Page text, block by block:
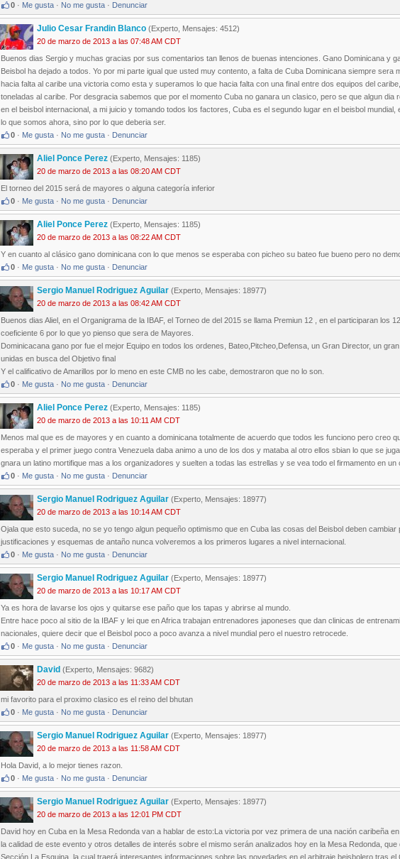
0 · Me gusta · No me gusta · Denunciar
Julio Cesar Frandin Blanco (Experto, Mensajes: 4512)
20 de marzo de 2013 a las 07:48 AM CDT
Buenos dias Sergio y muchas gracias por sus comentarios tan llenos de buenas intenciones. Gano Dominicana y
Beisbol ha dejado a todos. Yo por mi parte igual que usted muy contento, a falta de Cuba Dominicana siempre sera
hacia falta al caribe una victoria como esta y superamos lo que hacia falta con una final entre dos equipos del
toneladas al caribe. Por desgracia sabemos que por el momento Cuba no ganara un clasico, pero se que algun dia
en el beisbol internacional, a mi juicio y tomando todos los factores, Cuba es el segundo lugar en el beisbol
lo que somos ahora, sino por lo que deberia ser.
0 · Me gusta · No me gusta · Denunciar
Aliel Ponce Perez (Experto, Mensajes: 1185)
20 de marzo de 2013 a las 08:20 AM CDT
El torneo del 2015 será de mayores o alguna categoría inferior
0 · Me gusta · No me gusta · Denunciar
Aliel Ponce Perez (Experto, Mensajes: 1185)
20 de marzo de 2013 a las 08:22 AM CDT
Y en cuanto al clásico gano dominicana con lo que menos se esperaba con picheo su bateo fue bueno pero no
0 · Me gusta · No me gusta · Denunciar
Sergio Manuel Rodriguez Aguilar (Experto, Mensajes: 18977)
20 de marzo de 2013 a las 08:42 AM CDT
Buenos dias Aliel, en el Organigrama de la IBAF, el Torneo de del 2015 se llama Premiun 12 , en el participaran los
coeficiente 6 por lo que yo pienso que sera de Mayores.
Dominicacana gano por fue el mejor Equipo en todos los ordenes, Bateo,Pitcheo,Defensa, un Gran Director, un
unidas en busca del Objetivo final
Y el calificativo de Amarillos por lo meno en este CMB no les cabe, demostraron que no lo son.
0 · Me gusta · No me gusta · Denunciar
Aliel Ponce Perez (Experto, Mensajes: 1185)
20 de marzo de 2013 a las 10:11 AM CDT
Menos mal que es de mayores y en cuanto a dominicana totalmente de acuerdo que todos les funciono pero creo
esperaba y el primer juego contra Venezuela daba animo a uno de los dos y mataba al otro ellos sbian lo que se
gnara un latino mortifique mas a los organizadores y suelten a todas las estrellas y se vea todo el firmamento en
0 · Me gusta · No me gusta · Denunciar
Sergio Manuel Rodriguez Aguilar (Experto, Mensajes: 18977)
20 de marzo de 2013 a las 10:14 AM CDT
Ojala que esto suceda, no se yo tengo algun pequeño optimismo que en Cuba las cosas del Beisbol deben cambiar
justificaciones y esquemas de antaño nunca volveremos a los primeros lugares a nivel internacional.
0 · Me gusta · No me gusta · Denunciar
Sergio Manuel Rodriguez Aguilar (Experto, Mensajes: 18977)
20 de marzo de 2013 a las 10:17 AM CDT
Ya es hora de lavarse los ojos y quitarse ese paño que los tapas y abrirse al mundo.
Entre hace poco al sitio de la IBAF y lei que en Africa trabajan entrenadores japoneses que dan clinicas de
nacionales, quiere decir que el Beisbol poco a poco avanza a nivel mundial pero el nuestro retrocede.
0 · Me gusta · No me gusta · Denunciar
David (Experto, Mensajes: 9682)
20 de marzo de 2013 a las 11:33 AM CDT
mi favorito para el proximo clasico es el reino del bhutan
0 · Me gusta · No me gusta · Denunciar
Sergio Manuel Rodriguez Aguilar (Experto, Mensajes: 18977)
20 de marzo de 2013 a las 11:58 AM CDT
Hola David, a lo mejor tienes razon.
0 · Me gusta · No me gusta · Denunciar
Sergio Manuel Rodriguez Aguilar (Experto, Mensajes: 18977)
20 de marzo de 2013 a las 12:01 PM CDT
David hoy en Cuba en la Mesa Redonda van a hablar de esto:La victoria por vez primera de una nación caribeña en
la calidad de este evento y otros detalles de interés sobre el mismo serán analizados hoy en la Mesa Redonda, que
Sección La Esquina, la cual traerá interesantes informaciones sobre las novedades en el arbitraje beisbolero tras el